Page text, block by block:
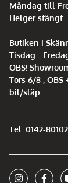
Måndag till
Helger stängt
Butiken i
Tisdag -
OBS!
Tors 6/8 ,
bil/släp.
Tel: 0142-80102